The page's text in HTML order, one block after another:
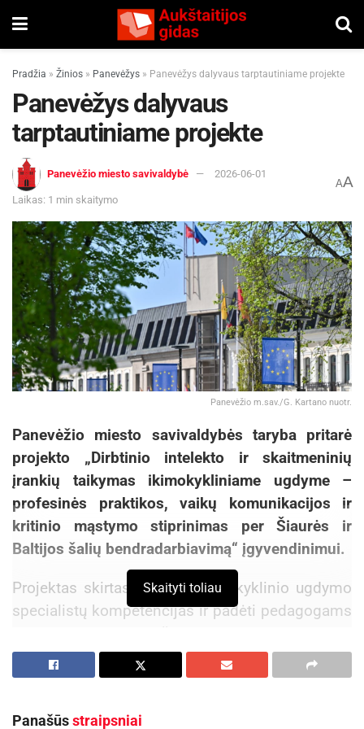
Pradžia » Žinios » Panevėžys » Panevėžys dalyvaus tarptautiniame projekte
Panevėžys dalyvaus
tarptautiniame projekte
Panevėžio miesto savivaldybė 2026-06-01
Laikas: 1 min skaitymo
AA
Panevėžio m.sav./G. Kartano nuotr.
Panevėžio miesto savivaldybės taryba pritarė
projekto „Dirbtinio intelekto ir skaitmeninių
įrankių taikymas ikimokykliniame ugdyme –
profesinės praktikos, vaikų komunikacijos ir
kritinio mąstymo stiprinimas per Šiaurės ir
Baltijos šalių bendradarbiavimą“ įgyvendinimui.
Projektas skirtas stiprinti ikimokyklinio ugdymo
specialistų kompetencijas ir padėti pedagogams
prasmingai taikyti šiuolaikines technologijas
ugdymo procese. Projekto metu daug dėmesio
bus skiriama vaikų kritinio mąstymo,
sprendimo gebėjimų ugdymui, atsižvelgiant į
Skaityti toliau
Panašūsstraipsniai